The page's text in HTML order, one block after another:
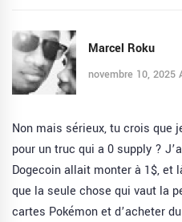
Marcel Roku
novembre 10, 2025
Non mais sérieux, tu crois que
pour un truc qui a 0 supply ?
Dogecoin allait monter à 1$, et
que la seule chose qui vaut la
cartes Pokémon et d’acheter